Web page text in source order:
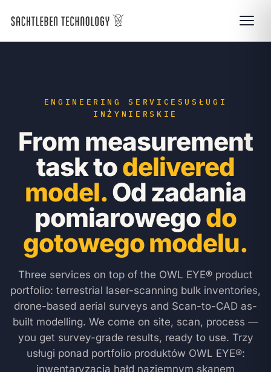
ENGINEERING SERVICESUSŁUGI
INŻYNIERSKIE
From measurement
task todelivered
model.Od zadania
pomiarowegodo
gotowego modelu.
Three services on top of the OWL EYE® product
portfolio: terrestrial laser-scanning bulk inventories,
drone-based aerial surveys and Scan-to-CAD as-
built modelling. We come on site, scan, process —
you get survey-grade results, ready to use. Trzy
usługi ponad portfolio produktów OWL EYE®:
inwentaryzacja hałd naziemnym skanem